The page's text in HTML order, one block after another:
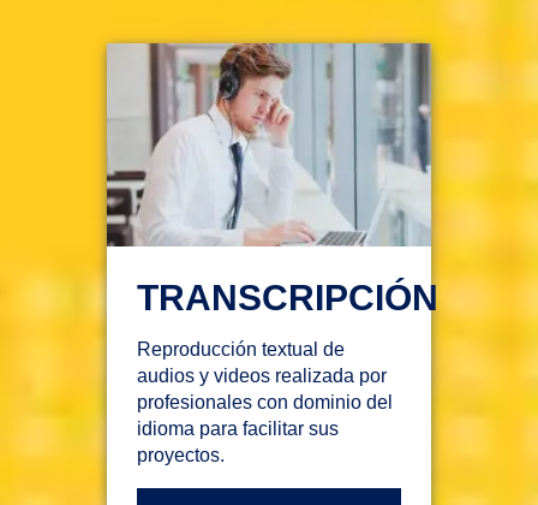
TRANSCRIPCIÓN
Reproducción textual de
audios y videos realizada por
profesionales con dominio del
idioma para facilitar sus
proyectos.